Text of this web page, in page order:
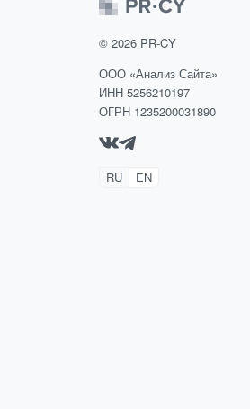
© 2026 PR-CY
ООО «Анализ Сайта»
ИНН 5256210197
ОГРН 1235200031890
RU EN